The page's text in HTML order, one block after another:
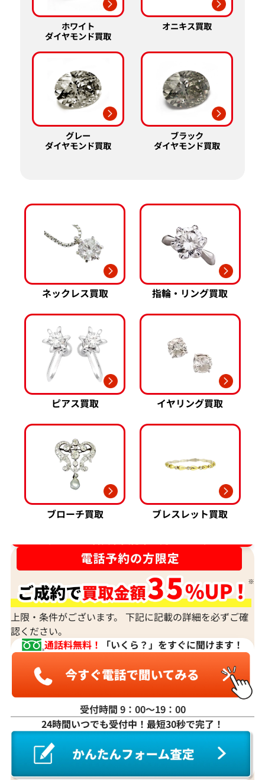
ホワイト
ダイヤモンド買取
オニキス買取
グレー
ダイヤモンド買取
ブラック
ダイヤモンド買取
ネックレス買取 指輪・リング買取
ピアス買取 イヤリング買取
ブローチ買取
ブレスレット買取
上限・条件がございます。 下記に記載の詳細を必ずご確
認ください。
通話料無料！
「いくら？」をすぐに聞けます！
受付時間 9：00〜19：00
24時間いつでも受付中！最短30秒で完了！